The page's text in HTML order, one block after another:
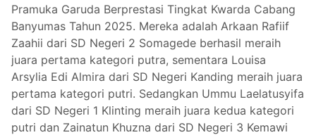
Pramuka Garuda Berprestasi Tingkat Kwarda Cabang
Banyumas Tahun 2025. Mereka adalah Arkaan Rafiif
Zaahii dari SD Negeri 2 Somagede berhasil meraih
juara pertama kategori putra, sementara Louisa
Arsylia Edi Almira dari SD Negeri Kanding meraih juara
pertama kategori putri. Sedangkan Ummu Laelatusyifa
dari SD Negeri 1 Klinting meraih juara kedua kategori
putri dan Zainatun Khuzna dari SD Negeri 3 Kemawi